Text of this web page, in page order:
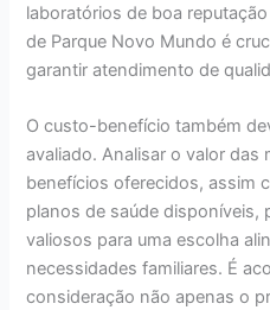
laboratórios de boa
de Parque Novo Mundo é
garantir atendimento de
O custo-benefício também
avaliado. Analisar o valor das
benefícios oferecidos, assim
planos de saúde
valiosos para uma escolha
necessidades familiares. É
consideração não apenas o